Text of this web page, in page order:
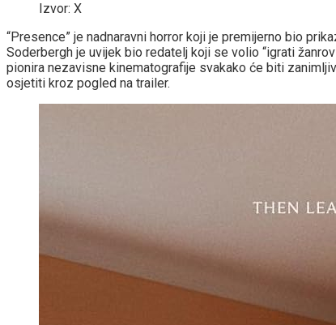
Izvor: X
“Presence” je nadnaravni horror koji je premijerno bio
Soderbergh je uvijek bio redatelj koji se volio “igrati
pionira nezavisne kinematografije svakako će biti
osjetiti kroz pogled na trailer.